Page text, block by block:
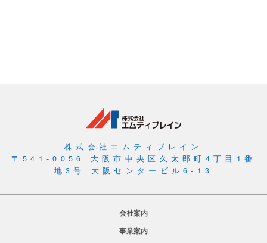
株式会社エムティブレイン
〒541-0056 大阪市中央区久太郎町4丁目1番
地3号 大阪センタービル6-13
会社案内
事業案内